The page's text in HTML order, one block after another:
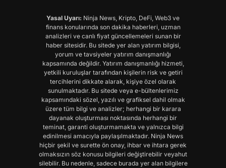
Yasal Uyarı: Ninja News, Kripto, DeFi, Web3 ve
finans konularında son dakika haberleri, uzman
analizleri ve canlı fiyat güncellemeleri sunan bir
haber sitesidir. Bu sitede yer alan yatırım bilgisi,
yorum ve tavsiyeler yatırım danışmanlığı
kapsamında değildir. Yatırım danışmanlığı hizmeti,
yetkili kuruluşlar tarafından kişilerin risk ve getiri
tercihlerini dikkate alarak, kişiye özel olarak
sunulmaktadır. Bu sitede veya e-bültenlerimiz
kapsamındaki sözel, yazılı ve grafiksel dahil olmak
üzere tüm bilgi ve analizler; herhangi bir karara
dayanak oluşturması noktasında herhangi bir
teminat, garanti oluşturmamakta ve yalnızca bilgi
edinilmesi amacıyla paylaşılmaktadır. Ninja News
hiçbir şekil ve surette ön onay, ihbar ve ihtara gerek
olmaksızın söz konusu bilgileri değiştirebilir veyahut
silebilir. Bu nedenle, sadece burada yer alan bilgilere